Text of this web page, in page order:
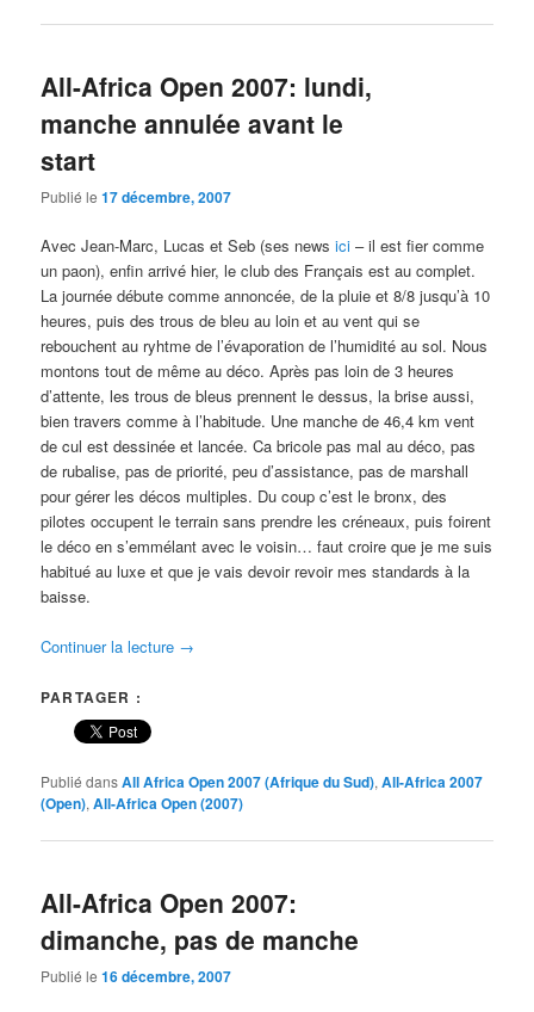
All-Africa Open 2007: lundi,
manche annulée avant le
start
Publié le17 décembre, 2007
Avec Jean-Marc, Lucas et Seb (ses newsici – il est fier comme
un paon), enfin arrivé hier, le club des Français est au complet.
La journée débute comme annoncée, de la pluie et 8/8 jusqu’à 10
heures, puis des trous de bleu au loin et au vent qui se
rebouchent au ryhtme de l’évaporation de l’humidité au sol. Nous
montons tout de même au déco. Après pas loin de 3 heures
d’attente, les trous de bleus prennent le dessus, la brise aussi,
bien travers comme à l’habitude. Une manche de 46,4 km vent
de cul est dessinée et lancée. Ca bricole pas mal au déco, pas
de rubalise, pas de priorité, peu d’assistance, pas de marshall
pour gérer les décos multiples. Du coup c’est le bronx, des
pilotes occupent le terrain sans prendre les créneaux, puis foirent
le déco en s’emmélant avec le voisin… faut croire que je me suis
habitué au luxe et que je vais devoir revoir mes standards à la
baisse.
Continuer la lecture →
PARTAGER :
Publié dansAll Africa Open 2007 (Afrique du Sud),All-Africa 2007
(Open),All-Africa Open (2007)
All-Africa Open 2007:
dimanche, pas de manche
Publié le16 décembre, 2007